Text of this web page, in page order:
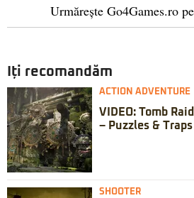
Urmărește Go4Games.ro pe
Iți recomandăm
ACTION ADVENTURE
VIDEO: Tomb
– Puzzles & Traps
SHOOTER